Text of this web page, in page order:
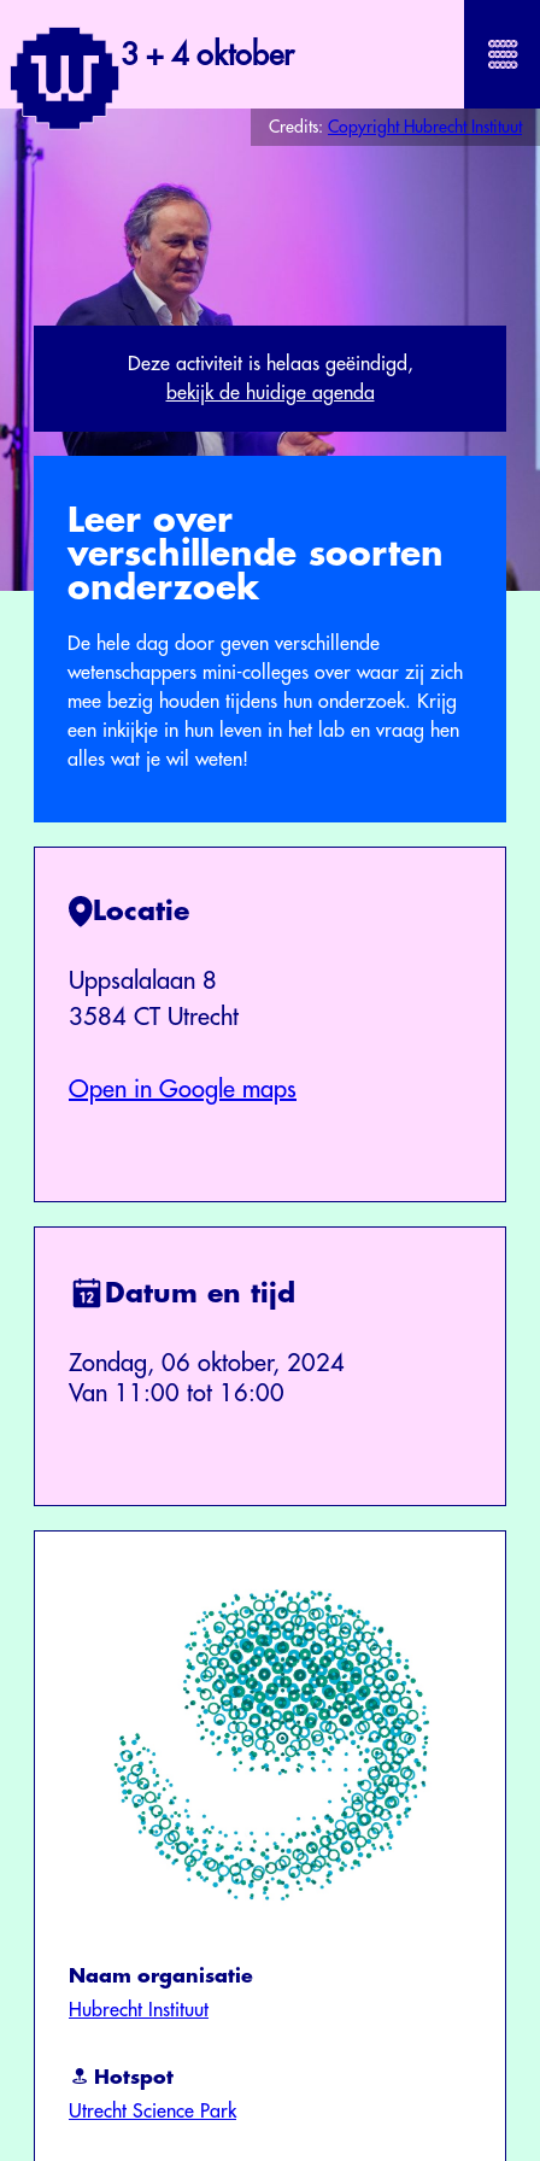
3 + 4 oktober
Credits: Copyright Hubrecht Instituut
Deze activiteit is helaas geëindigd,
bekijk de huidige agenda
Leer over
verschillende soorten
onderzoek
De hele dag door geven verschillende
wetenschappers mini-colleges over waar zij zich
mee bezig houden tijdens hun onderzoek. Krijg
een inkijkje in hun leven in het lab en vraag hen
alles wat je wil weten!
Locatie
Uppsalalaan 8
3584 CT Utrecht
Open in Google maps
Datum en tijd
Zondag, 06 oktober, 2024
Van 11:00 tot 16:00
Naam organisatie
Hubrecht Instituut
Hotspot
Utrecht Science Park